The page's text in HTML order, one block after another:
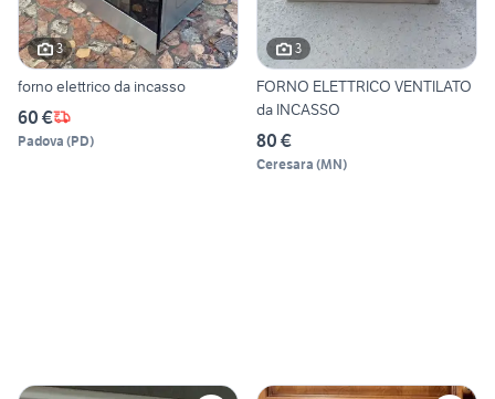
3
forno elettrico da incasso
60 €
Padova (PD)
3
FORNO ELETTRICO VENTILATO
da INCASSO
80 €
Ceresara (MN)